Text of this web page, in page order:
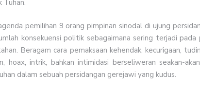
Tuhan.
pemilihan 9 orang pimpinan sinodal di ujung
konsekuensi politik sebagaimana sering terjadi
Beragam cara pemaksaan kehendak, kecurigaan,
hoax, intrik, bahkan intimidasi berseliweran seakan-
dalam sebuah persidangan gerejawi yang kudus.